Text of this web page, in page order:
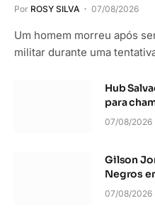
Por ROSY SILVA 07/08/2026
Um homem morreu após
militar durante uma
Hub
para
07/08/2026
Gilson
Negros
07/08/2026